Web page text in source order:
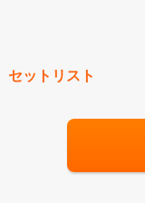
セットリスト